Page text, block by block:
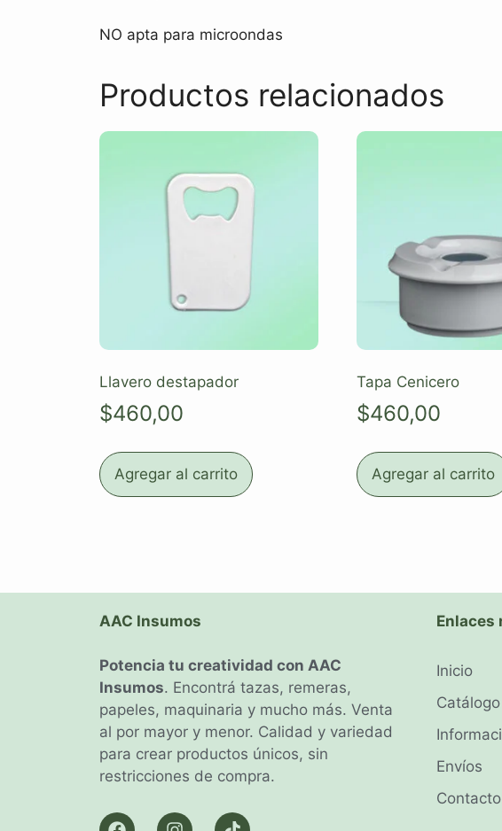
NO apta para microondas
Productos relacionados
Llavero destapador
$460,00
Agregar al carrito
Tapa Cenicero
$460,00
Agregar al carrito
AAC Insumos
Potencia tu creatividad con AAC
Insumos. Encontrá tazas, remeras,
papeles, maquinaria y mucho más. Venta
al por mayor y menor. Calidad y variedad
para crear productos únicos, sin
restricciones de compra.
Enlaces
Inicio
Catálogo
Envíos
Contacto